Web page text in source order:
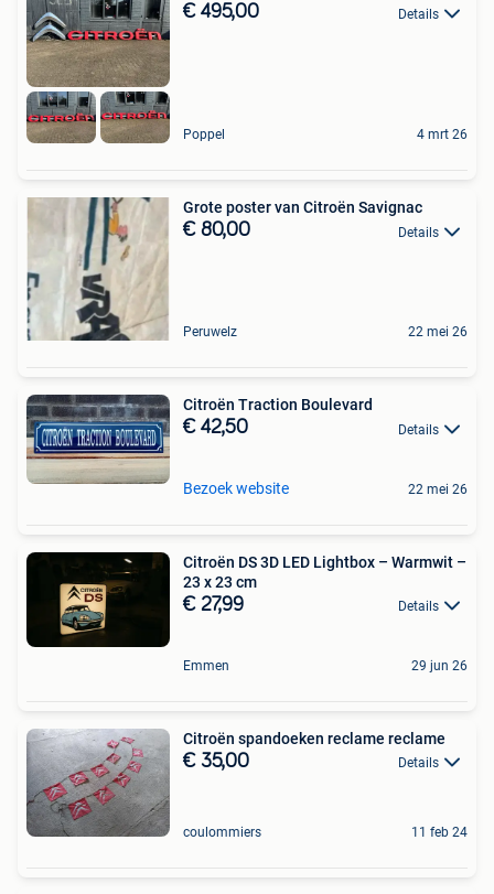
€ 495,00 Details
Poppel 4 mrt 26
Grote poster van Citroën Savignac
€ 80,00 Details
Peruwelz 22 mei 26
Citroën Traction Boulevard
€ 42,50 Details
Bezoek website 22 mei 26
Citroën DS 3D LED Lightbox – Warmwit –
23 x 23 cm
€ 27,99 Details
Emmen 29 jun 26
Citroën spandoeken reclame reclame
€ 35,00 Details
coulommiers 11 feb 24